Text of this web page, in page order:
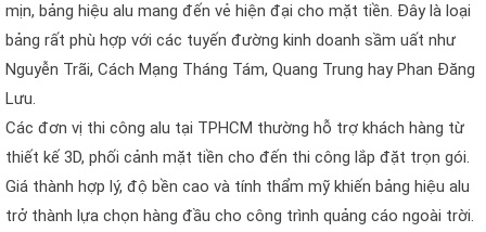
mịn, bảng hiệu alu mang đến vẻ hiện đại cho mặt tiền. Đây là loại
bảng rất phù hợp với các tuyến đường kinh doanh sầm uất như
Nguyễn Trãi, Cách Mạng Tháng Tám, Quang Trung hay Phan Đăng
Lưu.
Các đơn vị thi công alu tại TPHCM thường hỗ trợ khách hàng từ
thiết kế 3D, phối cảnh mặt tiền cho đến thi công lắp đặt trọn gói.
Giá thành hợp lý, độ bền cao và tính thẩm mỹ khiến bảng hiệu alu
trở thành lựa chọn hàng đầu cho công trình quảng cáo ngoài trời.